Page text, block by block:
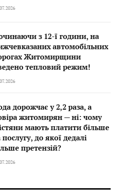
з 12-ї години, на
автомобільних
Житомирщини
тепловий режим!
дорожчає у 2,2 раза, а
житомирян — ні: чому
мають платити більше
послугу, до якої дедалі
претензій?